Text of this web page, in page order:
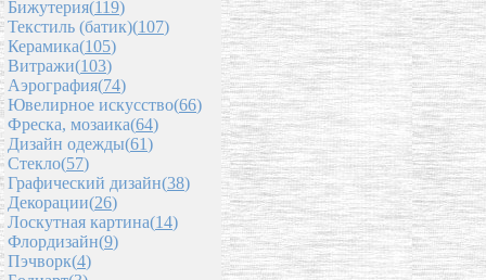
Бижутерия(119)
Текстиль (батик)(107)
Керамика(105)
Витражи(103)
Аэрография(74)
Ювелирное искусство(66)
Фреска, мозаика(64)
Дизайн одежды(61)
Стекло(57)
Графический дизайн(38)
Декорации(26)
Лоскутная картина(14)
Флордизайн(9)
Пэчворк(4)